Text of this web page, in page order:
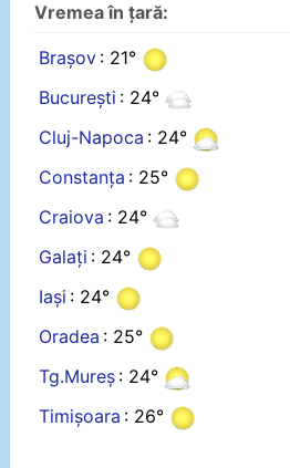
Vremea în țară:
Brașov : 21°
București : 24°
Cluj-Napoca : 24°
Constanța : 25°
Craiova : 24°
Galați : 24°
Iași : 24°
Oradea : 25°
Tg.Mureș : 24°
Timișoara : 26°